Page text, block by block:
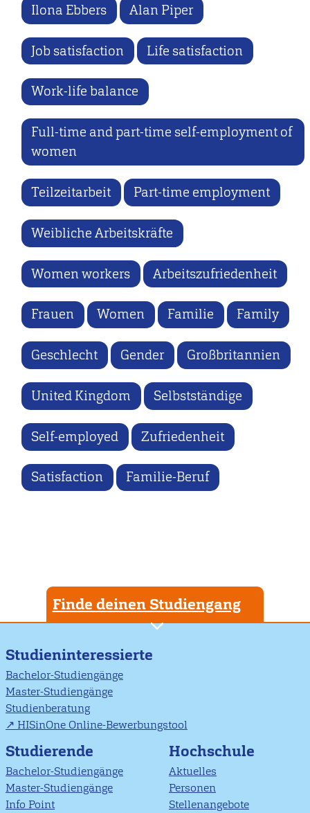
Ilona Ebbers Alan Piper
Job satisfaction Life satisfaction
Work-life balance
Full-time and part-time self-employment of
women
Teilzeitarbeit Part-time employment
Weibliche Arbeitskräfte
Women workers Arbeitszufriedenheit
Frauen Women Familie Family
Geschlecht Gender Großbritannien
United Kingdom Selbstständige
Self-employed Zufriedenheit
Satisfaction Familie-Beruf
Finde deinen Studiengang
Studieninteressierte
Bachelor-Studiengänge
Master-Studiengänge
Studienberatung
HISinOne Online-Bewerbungstool
Studierende
Bachelor-Studiengänge
Master-Studiengänge
Info Point
Hochschule
Aktuelles
Personen
Stellenangebote